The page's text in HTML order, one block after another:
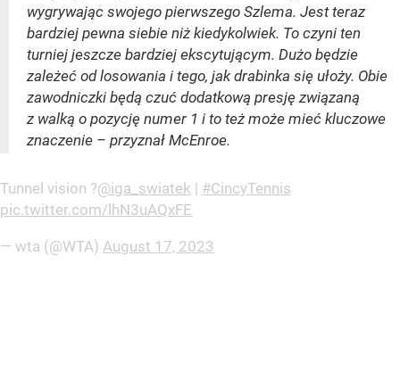
wygrywając swojego pierwszego Szlema. Jest teraz
bardziej pewna siebie niż kiedykolwiek. To czyni ten
turniej jeszcze bardziej ekscytującym. Dużo będzie
zależeć od losowania i tego, jak drabinka się ułoży. Obie
zawodniczki będą czuć dodatkową presję związaną
z walką o pozycję numer 1 i to też może mieć kluczowe
znaczenie – przyznał McEnroe.
Tunnel vision ?@iga_swiatek | #CincyTennis
pic.twitter.com/lhN3uAQxFE
— wta (@WTA) August 17, 2023